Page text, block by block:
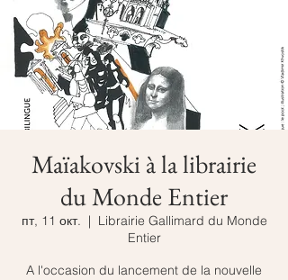
Maïakovski à la librairie
du Monde Entier
пт, 11 окт.
  |
Librairie Gallimard du Monde
Entier
A l'occasion du lancement de la nouvelle